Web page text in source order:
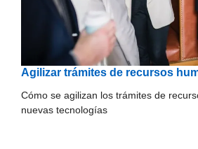
Agilizar trámites de recursos
Cómo se agilizan los trámites de
nuevas tecnologías